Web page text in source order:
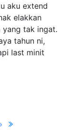
aku extend
elakkan
yang tak ingat.
tahun ni,
last minit
›